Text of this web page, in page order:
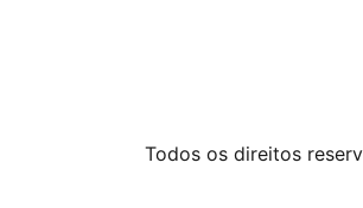
Todos os direitos